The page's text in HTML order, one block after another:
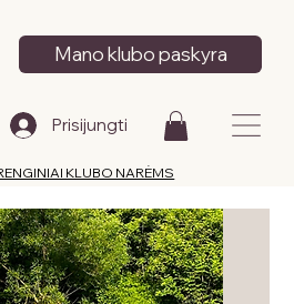
Mano klubo paskyra
Prisijungti
KLUBO NARĖMS